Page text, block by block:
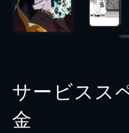
サービスス
金